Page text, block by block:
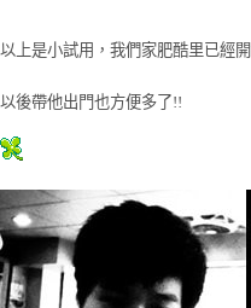
以上是小試用，我們家肥酷里已經
以後帶他出門也方便多了!!